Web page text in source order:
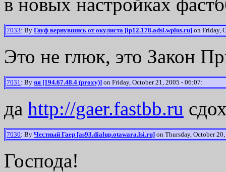
7033: By Гауф вернувшись от окулиста [ip12.178.adsl.wplus.ru] on Friday,
Это не глюк, это Закон
7031: By яя [194.67.48.4 (proxy)] on Friday, October 21, 2005 - 06:07:
да http://gaer.fastbb.ru
7030: By Честный Гаер [as93.dialup.otawara.lsi.ru] on Thursday, October
Господа!